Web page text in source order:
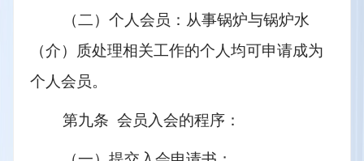
（二）个人会员：从事锅炉与锅炉水
（介）质处理相关工作的个人均可申请成为
个人会员。
第九条  会员入会的程序：